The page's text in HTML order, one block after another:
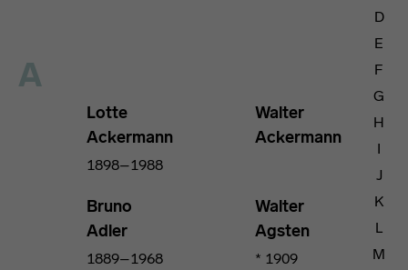
Geburtsland
D
E
F
G
H
I
J
K
L
M
A
Lotte
Ackermann
1898–1988
Walter
Ackermann
Bruno
Adler
1889–1968
Walter
Agsten
* 1909